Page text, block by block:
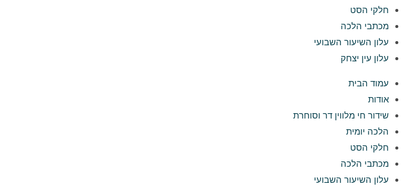
חלקי הסט
מכתבי הלכה
עלון השיעור השבועי
עלון עין יצחק
עמוד הבית
אודות
שידור חי מלווין דר וסוחרת
הלכה יומית
חלקי הסט
מכתבי הלכה
עלון השיעור השבועי